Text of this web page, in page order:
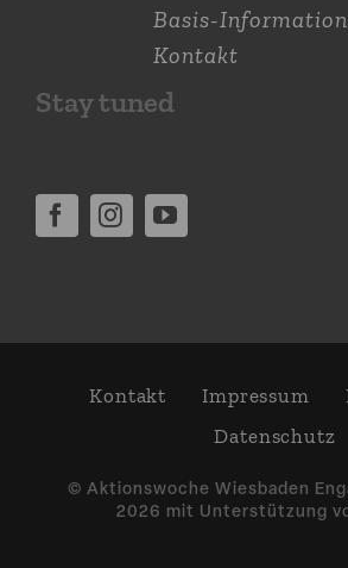
Basis-
Kontakt
Stay tuned
Kontakt Impressum
Daten­schutz
© Aktions­woche Wiesbaden
2026 mit Unter­stützung